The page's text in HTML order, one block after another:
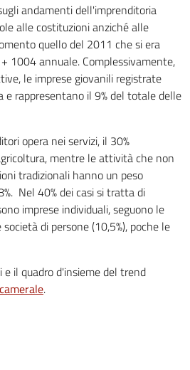
andamenti dell'imprenditoria
alle costituzioni anziché alle
quello del 2011 che si era
1004 annuale. Complessivamente,
le imprese giovanili registrate
rappresentano il 9% del totale delle
opera nei servizi, il 30%
mentre le attività che non
tradizionali hanno un peso
Nel 40% dei casi si tratta di
imprese individuali, seguono le
di persone (10,5%), poche le
e il quadro d'insieme del trend
.